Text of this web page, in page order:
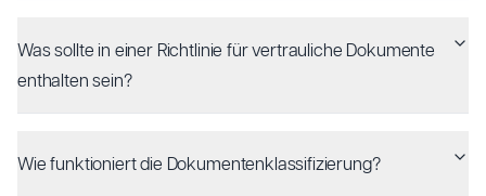
Was sollte in einer Richtlinie für vertrauliche Dokumente
enthalten sein?
Wie funktioniert die Dokumentenklassifizierung?